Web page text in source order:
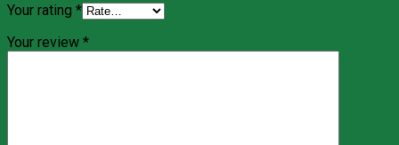
Your rating *
Your review *